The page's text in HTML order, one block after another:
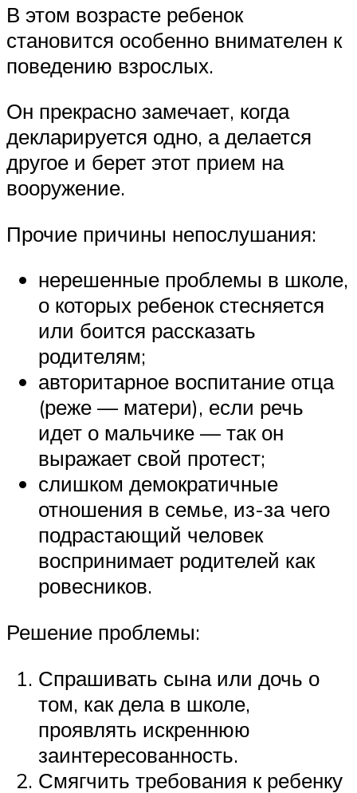
В этом возрасте ребенок
становится особенно внимателен к
поведению взрослых.
Он прекрасно замечает, когда
декларируется одно, а делается
другое и берет этот прием на
вооружение.
Прочие причины непослушания:
нерешенные проблемы в школе,
о которых ребенок стесняется
или боится рассказать
родителям;
авторитарное воспитание отца
(реже — матери), если речь
идет о мальчике — так он
выражает свой протест;
слишком демократичные
отношения в семье, из-за чего
подрастающий человек
воспринимает родителей как
ровесников.
Решение проблемы:
Спрашивать сына или дочь о
том, как дела в школе,
проявлять искреннюю
заинтересованность.
Смягчить требования к ребенку